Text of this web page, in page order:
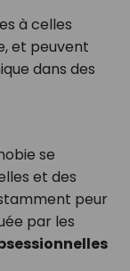
à celles
et peuvent
dans des
se
et des
peur
par les